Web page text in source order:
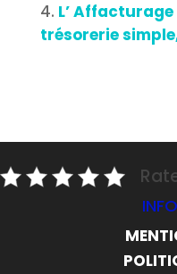
L’
trésorerie